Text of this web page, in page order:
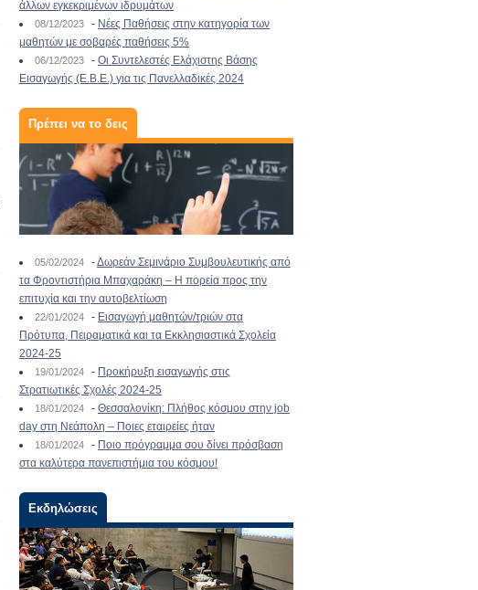
άλλων εγκεκριμένων ιδρυμάτων
08/12/2023 - Νέες Παθήσεις στην κατηγορία των
μαθητών με σοβαρές παθήσεις 5%
06/12/2023 - Οι Συντελεστές Ελάχιστης Βάσης
Εισαγωγής (Ε.Β.Ε.) για τις Πανελλαδικές 2024
Πρέπει να το δεις
05/02/2024 -Δωρεάν Σεμινάριο Συμβουλευτικής από
τα Φροντιστήρια Μπαχαράκη – Η πορεία προς την
επιτυχία και την αυτοβελτίωση
22/01/2024 - Εισαγωγή μαθητών/τριών στα
Πρότυπα, Πειραματικά και τα Εκκλησιαστικά Σχολεία
2024-25
19/01/2024 - Προκήρυξη εισαγωγής στις
Στρατιωτικές Σχολές 2024-25
18/01/2024 - Θεσσαλονίκη: Πλήθος κόσμου στην job
day στη Νεάπολη – Ποιες εταιρείες ήταν
18/01/2024 - Ποιο πρόγραμμα σου δίνει πρόσβαση
στα καλύτερα πανεπιστήμια του κόσμου!
Εκδηλώσεις